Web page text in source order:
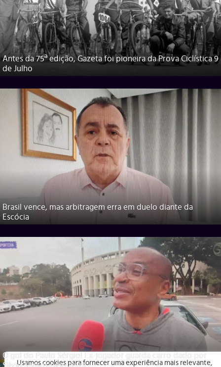
Antes da 75ª edição, Gazeta foi pioneira da Prova Ciclística 9
de Julho
Brasil vence, mas arbitragem erra em duelo diante da
Escócia
O gol do Paulo Sérgio! Ex-jogador guarda carro dado por
Usamos cookies para fornecer uma experiência mais relevante,